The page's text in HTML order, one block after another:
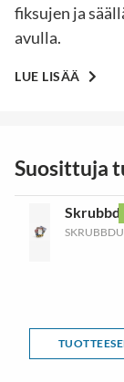
fiksujen ja
avulla.
LUE LISÄÄ
Suosittuja